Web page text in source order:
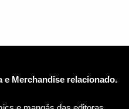
e Merchandise relacionado.